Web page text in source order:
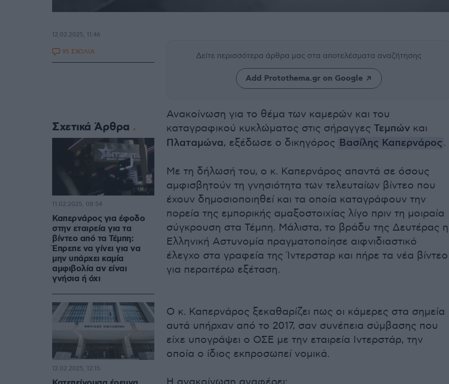
Δείτε περισσότερα άρθρα μας στα αποτελέσματα αναζήτησης
Add Protothema.gr on Google
Ανακοίνωση για το θέμα των καμερών και του
καταγραφικού κυκλώματος στις σήραγγες Τεμπών και
Πλαταμώνα, εξέδωσε ο δικηγόρος Βασίλης Καπερνάρος.
Με τη δήλωσή του, ο κ. Καπερνάρος απαντά σε όσους
αμφισβητούν τη γνησιότητα των τελευταίων βίντεο που
έχουν δημοσιοποιηθεί και τα οποία καταγράφουν την
πορεία της εμπορικής αμαξοστοιχίας λίγο πριν τη μοιραία
σύγκρουση στα Τέμπη. Μάλιστα, το βράδυ της Δευτέρας η
Ελληνική Αστυνομία πραγματοποίησε αιφνιδιαστικό
έλεγχο στα γραφεία της Ίντερσταρ και πήρε τα νέα βίντεο
για περαιτέρω εξέταση.
Ο κ. Καπερνάρος ξεκαθαρίζει πως οι κάμερες στα σημεία
αυτά υπήρχαν από το 2017, σαν συνέπεια σύμβασης που
είχε υπογράψει ο ΟΣΕ με την εταιρεία Ιντερστάρ, την
οποία ο ίδιος εκπροσωπεί νομικά.
12.02.2025, 11:46
95 ΣΧΟΛΙΑ
Σχετικά Άρθρα
Καπερνάρος για έφοδο
στην εταιρεία για τα
βίντεο από τα Τέμπη:
Έπρεπε να γίνει για να
μην υπάρχει καμία
αμφιβολία αν είναι
γνήσια ή όχι
11.02.2025, 08:54
12.02.2025, 12:15